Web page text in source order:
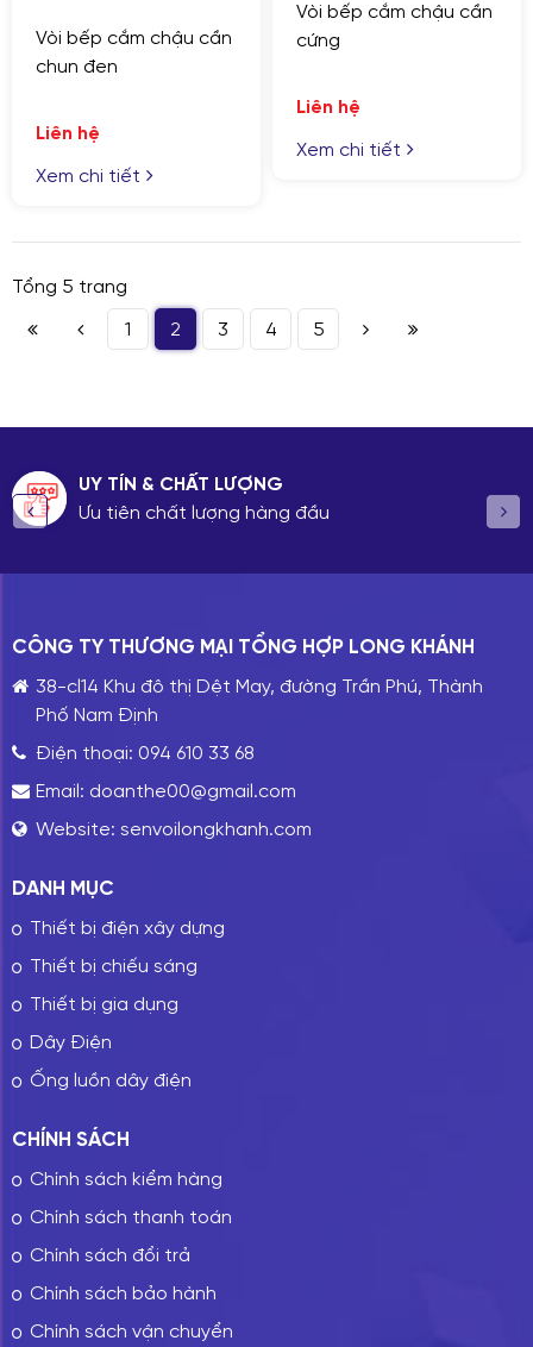
Vòi bếp cắm chậu cần
chun đen
Liên hệ
Xem chi tiết
Vòi bếp cắm chậu cần
cứng
Liên hệ
Xem chi tiết
Tổng 5 trang
1 2 3 4 5
Giao hàng nhanh chóng
CÔNG TY THƯƠNG MẠI TỔNG HỢP LONG KHÁNH
38-cl14 Khu đô thị Dệt May, đường Trần Phú, Thành
Phố Nam Định
Điện thoại: 094 610 33 68
Email: doanthe00@gmail.com
Website: senvoilongkhanh.com
DANH MỤC
Thiết bị điện xây dựng
Thiết bị chiếu sáng
Thiết bị gia dụng
Dây Điện
Ống luồn dây điện
CHÍNH SÁCH
Chính sách kiểm hàng
Chính sách thanh toán
Chính sách đổi trả
Chính sách bảo hành
Chính sách vận chuyển